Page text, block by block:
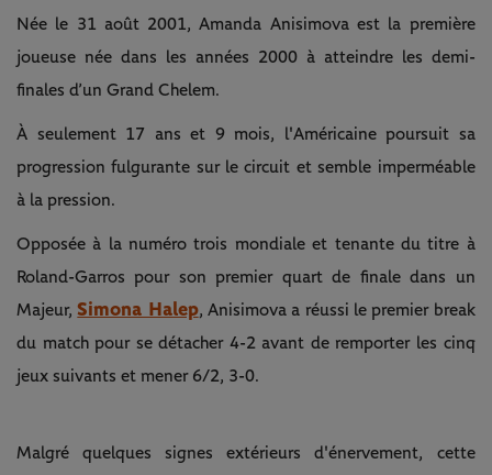
Née le 31 août 2001, Amanda Anisimova est la première
joueuse née dans les années 2000 à atteindre les demi-
finales d’un Grand Chelem.
À seulement 17 ans et 9 mois, l'Américaine poursuit sa
progression fulgurante sur le circuit et semble imperméable
à la pression.
Opposée à la numéro trois mondiale et tenante du titre à
Roland-Garros pour son premier quart de finale dans un
Majeur,Simona Halep, Anisimova a réussi le premier break
du match pour se détacher 4-2 avant de remporter les cinq
jeux suivants et mener 6/2, 3-0.
Malgré quelques signes extérieurs d'énervement, cette